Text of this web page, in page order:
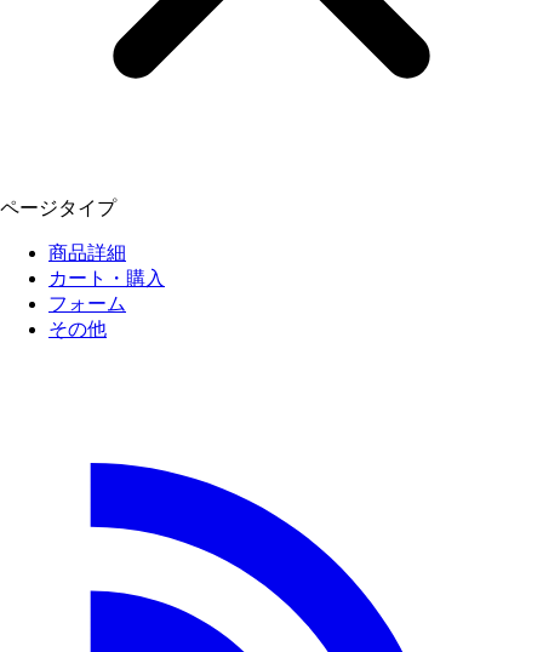
ページタイプ
商品詳細
カート・購入
フォーム
その他